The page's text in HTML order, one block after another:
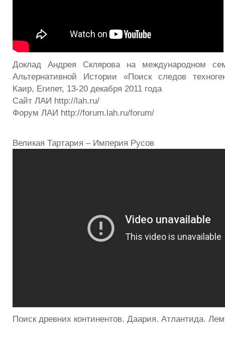
Доклад Андрея Склярова на международном
Альтернативной Истории «Поиск следов
Каир, Египет, 13-20 декабря 2011 года
Сайт ЛАИ http://lah.ru/
Форум ЛАИ http://forum.lah.ru/forum/
Великая Тартария – Империя Русов
Поиск древних континентов. Даария. Атлантида.